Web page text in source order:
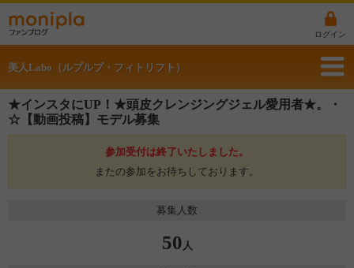
ログイン
美人Labo（ルプルプ・フィトリフト）
★インスタにUP！★頭皮クレンジングジェル愛用者★。・
☆【動画投稿】モデル募集
参加受付は終了いたしました。
またの参加をお待ちしております。
募集人数
50 人